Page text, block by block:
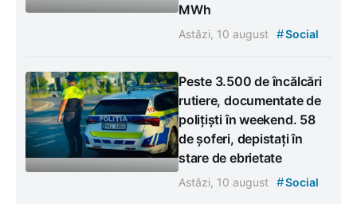
MWh
Astăzi, 10 august #Social
Peste 3.500 de încălcări
rutiere, documentate de
polițiști în weekend. 58
de șoferi, depistați în
stare de ebrietate
Astăzi, 10 august #Social